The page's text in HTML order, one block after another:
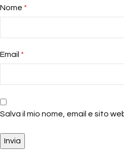
Nome *
Email *
Salva il mio nome, email e sito